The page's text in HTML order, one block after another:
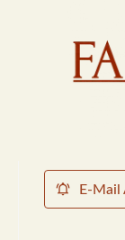
E-Mail